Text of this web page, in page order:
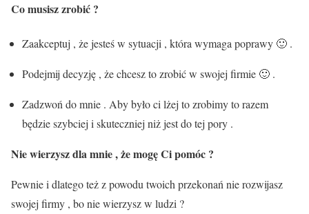
Co musisz zrobić ?
Zaakceptuj , że jesteś w sytuacji , która wymaga poprawy 🙂 .
Podejmij decyzję , że chcesz to zrobić w swojej firmie 🙂 .
Zadzwoń do mnie . Aby było ci lżej to zrobimy to razem
będzie szybciej i skuteczniej niż jest do tej pory .
Nie wierzysz dla mnie , że mogę Ci pomóc ?
Pewnie i dlatego też z powodu twoich przekonań nie rozwijasz
swojej firmy , bo nie wierzysz w ludzi ?